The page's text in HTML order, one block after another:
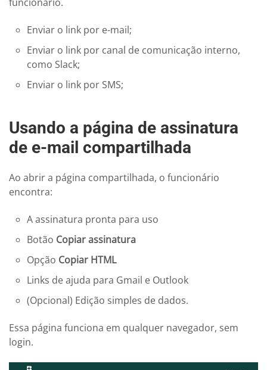
funcionário.
Enviar o link por e-mail;
Enviar o link por canal de comunicação interno,
como Slack;
Enviar o link por SMS;
Usando a página de assinatura
de e-mail compartilhada
Ao abrir a página compartilhada, o funcionário
encontra:
A assinatura pronta para uso
Botão Copiar assinatura
Opção Copiar HTML
Links de ajuda para Gmail e Outlook
(Opcional) Edição simples de dados.
Essa página funciona em qualquer navegador, sem
login.